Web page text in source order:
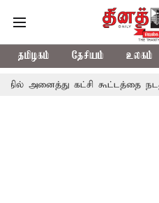
தமிழகம் தேசியம் உலகம்
கட்சி கூட்டத்தை நடத்தாது